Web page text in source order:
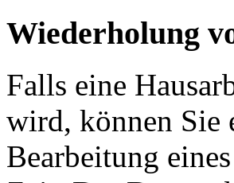
Wiederholung
Falls eine
wird, können Sie
Bearbeitung